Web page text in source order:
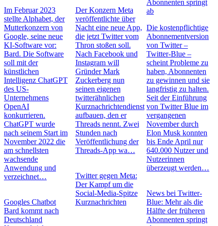
Im Februar 2023
stellte Alphabet, der
Mutterkonzern von
Google, seine neue
KI-Software vor:
Bard. Die Software
soll mit der
künstlichen
Intelligenz ChatGPT
des US-
Unternehmens
OpenAI
konkurrieren.
ChatGPT wurde
nach seinem Start im
November 2022 die
am schnellsten
wachsende
Anwendung und
verzeichnet…
Googles Chatbot
Bard kommt nach
Deutschland
Der Konzern Meta
veröffentlichte über
Nacht eine neue App,
die jetzt Twitter vom
Thron stoßen soll.
Nach Facebook und
Instagram will
Gründer Mark
Zuckerberg nun
seinen eigenen
twitterähnlichen
Kurznachrichtendienst
aufbauen, den er
Threads nennt. Zwei
Stunden nach
Veröffentlichung der
Threads-App wa…
Twitter gegen Meta:
Der Kampf um die
Social-Media-Spitze
Kurznachrichten
Abonnenten springt
ab
Die kostenpflichtige
Abonnementversion
von Twitter –
Twitter-Blue –
scheint Probleme zu
haben, Abonnenten
zu gewinnen und sie
langfristig zu halten.
Seit der Einführung
von Twitter Blue im
vergangenen
November durch
Elon Musk konnten
bis Ende April nur
640.000 Nutzer und
Nutzerinnen
überzeugt werden…
News bei Twitter-
Blue: Mehr als die
Hälfte der früheren
Abonnenten springt